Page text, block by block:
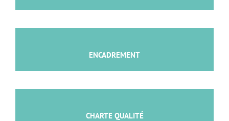
ENCADREMENT
CHARTE QUALITÉ